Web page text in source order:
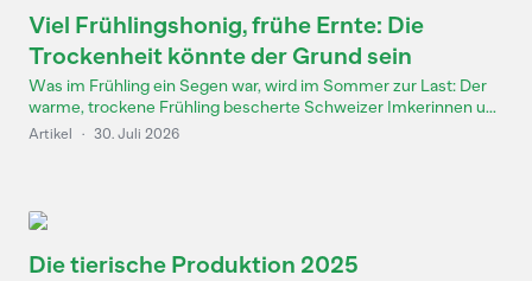
Viel Frühlingshonig, frühe Ernte: Die
Trockenheit könnte der Grund sein
Was im Frühling ein Segen war, wird im Sommer zur Last: Der
warme, trockene Frühling bescherte Schweizer Imkerinnen u...
Artikel · 30. Juli 2026
Die tierische Produktion 2025